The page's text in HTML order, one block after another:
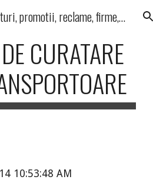
Skip to navigation
Preturi, oferte, anunturi, promotii, reclame, firme, produse, servicii
CURATARE
10:53:48 AM